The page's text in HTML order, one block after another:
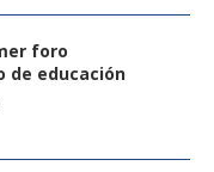
foro
de educación